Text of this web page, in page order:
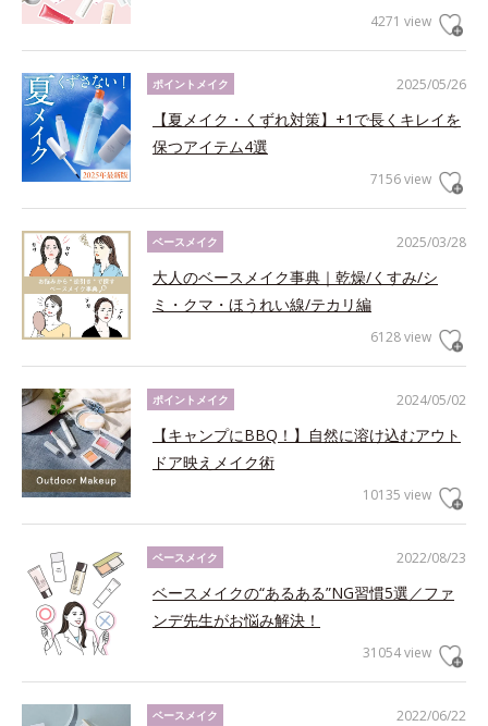
4271 view
2025/05/26
ポイントメイク
【夏メイク・くずれ対策】+1で長くキレイを
保つアイテム4選
7156 view
2025/03/28
ベースメイク
大人のベースメイク事典｜乾燥/くすみ/シ
ミ・クマ・ほうれい線/テカリ編
6128 view
2024/05/02
ポイントメイク
【キャンプにBBQ！】自然に溶け込むアウト
ドア映えメイク術
10135 view
2022/08/23
ベースメイク
ベースメイクの“あるある”NG習慣5選／ファ
ンデ先生がお悩み解決！
31054 view
2022/06/22
ベースメイク